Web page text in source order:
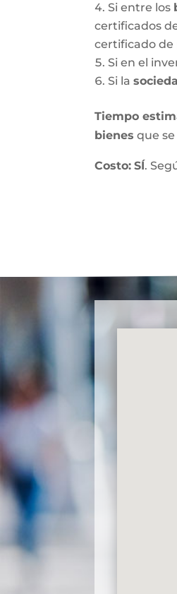
Si entre los
certificados
certificado de
Si en el
Si la
Tiempo
bienes que
Costo: SÍ.